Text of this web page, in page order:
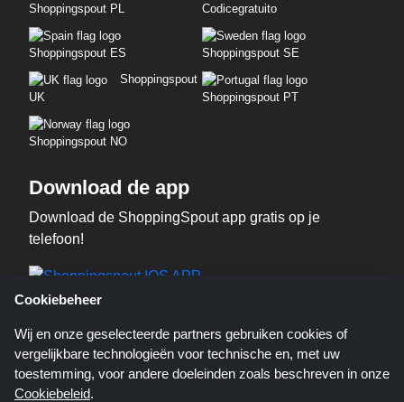
Shoppingspout PL Codicegratuito
Shoppingspout ES
Shoppingspout SE
Shoppingspout
UK
Shoppingspout PT
Shoppingspout NO
Download de app
Download de ShoppingSpout app gratis op je
telefoon!
Cookiebeheer
Wij en onze geselecteerde partners gebruiken cookies of
vergelijkbare technologieën voor technische en, met uw
toestemming, voor andere doeleinden zoals beschreven in onze
Cookiebeleid.